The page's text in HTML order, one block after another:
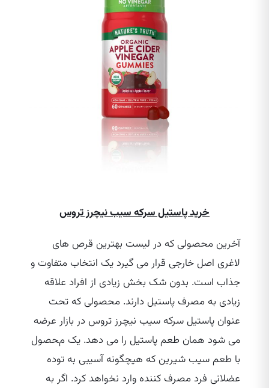
خرید پاستیل سرکه سیب نیچرز تروس
آخرین محصولی که در لیست بهترین قرص‌ های
لاغری اصل خارجی قرار می‌ گیرد یک انتخاب متفاوت و
جذاب است. بدون شک بخش زیادی از افراد علاقه
زیادی به مصرف پاستیل دارند. محصولی که تحت
عنوان پاستیل سرکه سیب نیچرز تروس در بازار عرضه
می‌ شود همان طعم پاستیل را می‌ دهد. یک محصول
با طعم سیب شیرین که هیچگونه آسیبی به توده
عضلانی فرد مصرف کننده وارد نخواهد کرد. اگر به